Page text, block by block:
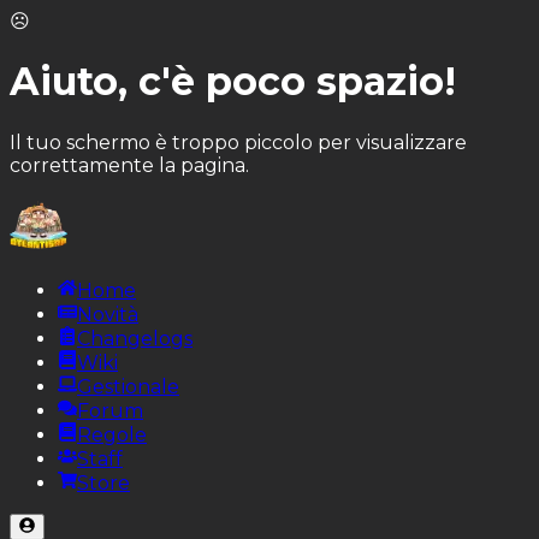
☹️
Aiuto, c'è poco spazio!
Il tuo schermo è troppo piccolo per visualizzare
correttamente la pagina.
Home
Novità
Changelogs
Wiki
Gestionale
Forum
Regole
Staff
Store